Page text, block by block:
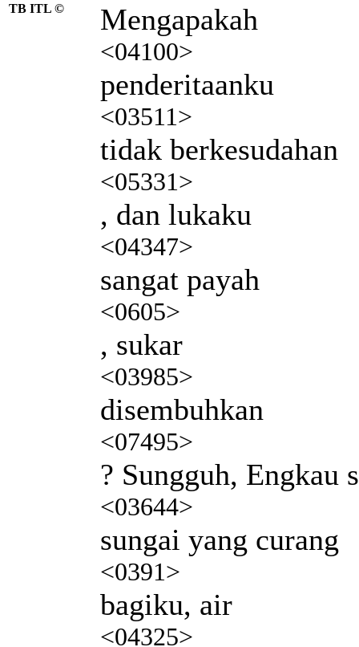
TB ITL © Mengapakah
<04100>
penderitaanku
<03511>
tidak berkesudahan
<05331>
, dan lukaku
<04347>
sangat payah
<0605>
, sukar
<03985>
disembuhkan
<07495>
? Sungguh, Engkau
<03644>
sungai yang curang
<0391>
bagiku, air
<04325>